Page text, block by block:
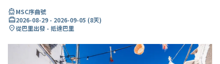
directions_boatMSC序曲號
card_travel2026-08-29 - 2026-09-05 (8天)
location_on從巴里出發 - 抵達巴里